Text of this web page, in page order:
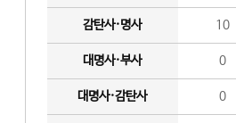
감탄사·명사 10
대명사·부사 0
대명사·감탄사 0